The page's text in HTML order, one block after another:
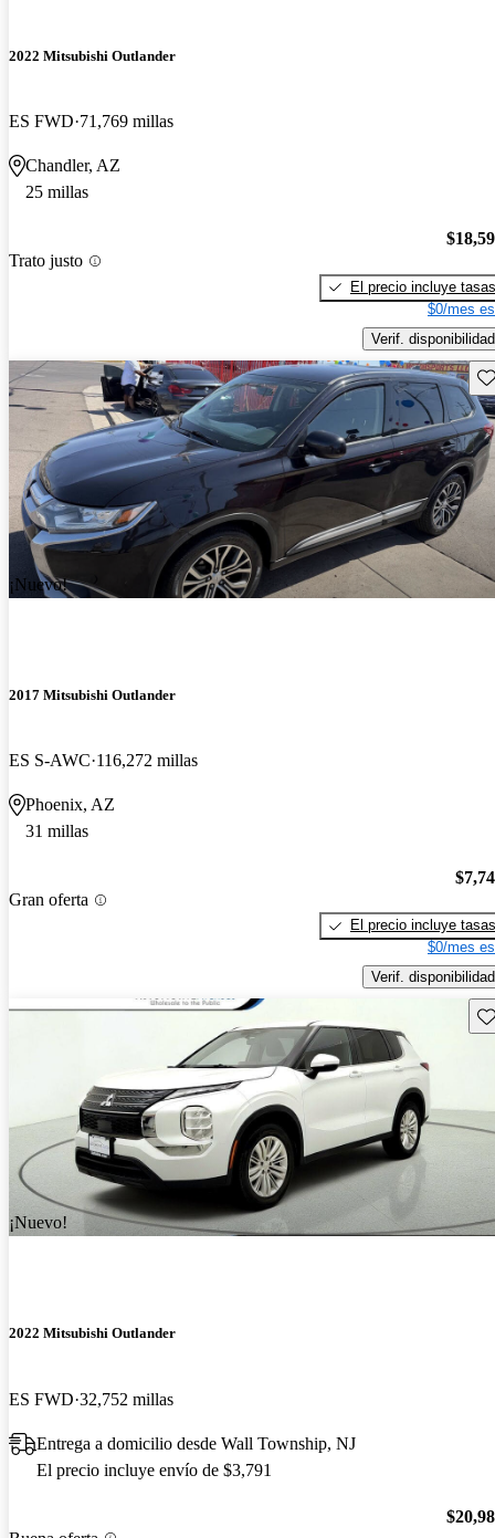
2022 Mitsubishi Outlander
ES FWD 71,769 millas
Chandler, AZ
25 millas
Trato justo
El precio incluye tasas
$0/mes
Verif. disponibilidad
¡Nuevo!
2017 Mitsubishi Outlander
ES S-AWC 116,272 millas
Phoenix, AZ
31 millas
Gran oferta
El precio incluye tasas
$0/mes
Verif. disponibilidad
¡Nuevo!
2022 Mitsubishi Outlander
ES FWD 32,752 millas
Entrega a domicilio desde Wall Township, NJ
El precio incluye envío de $3,791